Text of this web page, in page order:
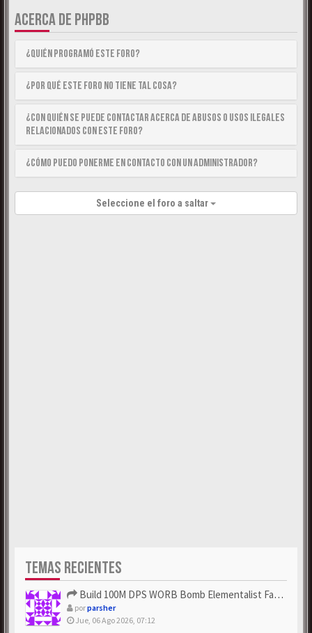
ACERCA DE PHPBB
¿Quién programó este foro?
¿Por qué este foro no tiene tal cosa?
¿Con quién se puede contactar acerca de abusos o usos ilegales
relacionados con este foro?
¿Cómo puedo ponerme en contacto con un Administrador?
Seleccione el foro a saltar
TEMAS RECIENTES
Build 100M DPS WORB Bomb Elementalist Fast - Grab POE Curren...
porparsher
Jue, 06 Ago 2026, 07:12